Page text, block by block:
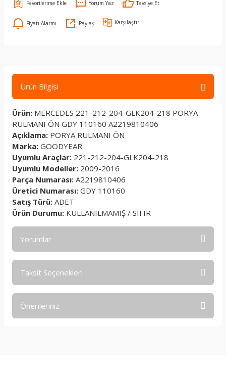
Yorum Yaz Tavsiye Et
Fiyatı Alarmı Paylaş Karşılaştır
Ürün Bilgisi
Ürün: MERCEDES 221-212-204-GLK204-218 PORYA
RULMANI ÖN GDY 110160 A2219810406
Açıklama: PORYA RULMANI ÖN
Marka: GOODYEAR
Uyumlu Araçlar: 221-212-204-GLK204-218
Uyumlu Modeller: 2009-2016
Parça Numarası: A2219810406
Üretici Numarası: GDY 110160
Satış Türü: ADET
Ürün Durumu: KULLANILMAMIŞ / SIFIR
Yorumlar
Taksit Seçenekleri
Önerileriniz